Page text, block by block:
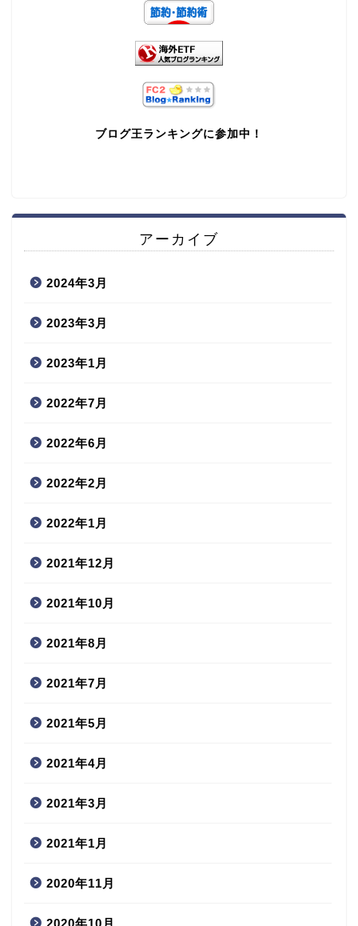
ブログ王ランキングに参加中！
アーカイブ
2024年3月
2023年3月
2023年1月
2022年7月
2022年6月
2022年2月
2022年1月
2021年12月
2021年10月
2021年8月
2021年7月
2021年5月
2021年4月
2021年3月
2021年1月
2020年11月
2020年10月